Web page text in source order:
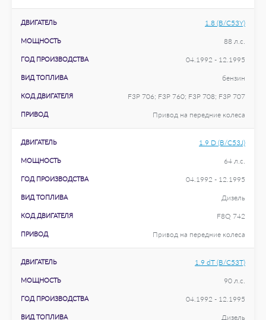
ДВИГАТЕЛЬ 1.8 (B/C53Y)
МОЩНОСТЬ 88 л.с.
ГОД ПРОИЗВОДСТВА 04.1992 - 12.1995
ВИД ТОПЛИВА бензин
КОД ДВИГАТЕЛЯ F3P 706; F3P 760; F3P 708; F3P 707
ПРИВОД Привод на передние колеса
ДВИГАТЕЛЬ 1.9 D (B/C53J)
МОЩНОСТЬ 64 л.с.
ГОД ПРОИЗВОДСТВА 04.1992 - 12.1995
ВИД ТОПЛИВА Дизель
КОД ДВИГАТЕЛЯ F8Q 742
ПРИВОД Привод на передние колеса
ДВИГАТЕЛЬ 1.9 dT (B/C53T)
МОЩНОСТЬ 90 л.с.
ГОД ПРОИЗВОДСТВА 04.1992 - 12.1995
ВИД ТОПЛИВА Дизель